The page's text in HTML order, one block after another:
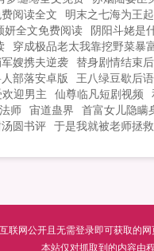
是壁咚玉帝改革
玩宫斗，三个男
千百回，我对大
可以试着让南天
阅读全文 明末之七海为王
妍全文免费阅读 阴阳斗姥是
穿成极品老太我靠挖野菜暴
嫂携夫逆袭 替身剧情结束后
部落安卓版 王八绿豆歇后
迎男主 仙尊临凡短剧视频
师 宙道蛊界 首富女儿隐瞒
圆书评 于是我就被老师拯
联网公开且无需登录即可获取的
本站仅对抓取到的内容由